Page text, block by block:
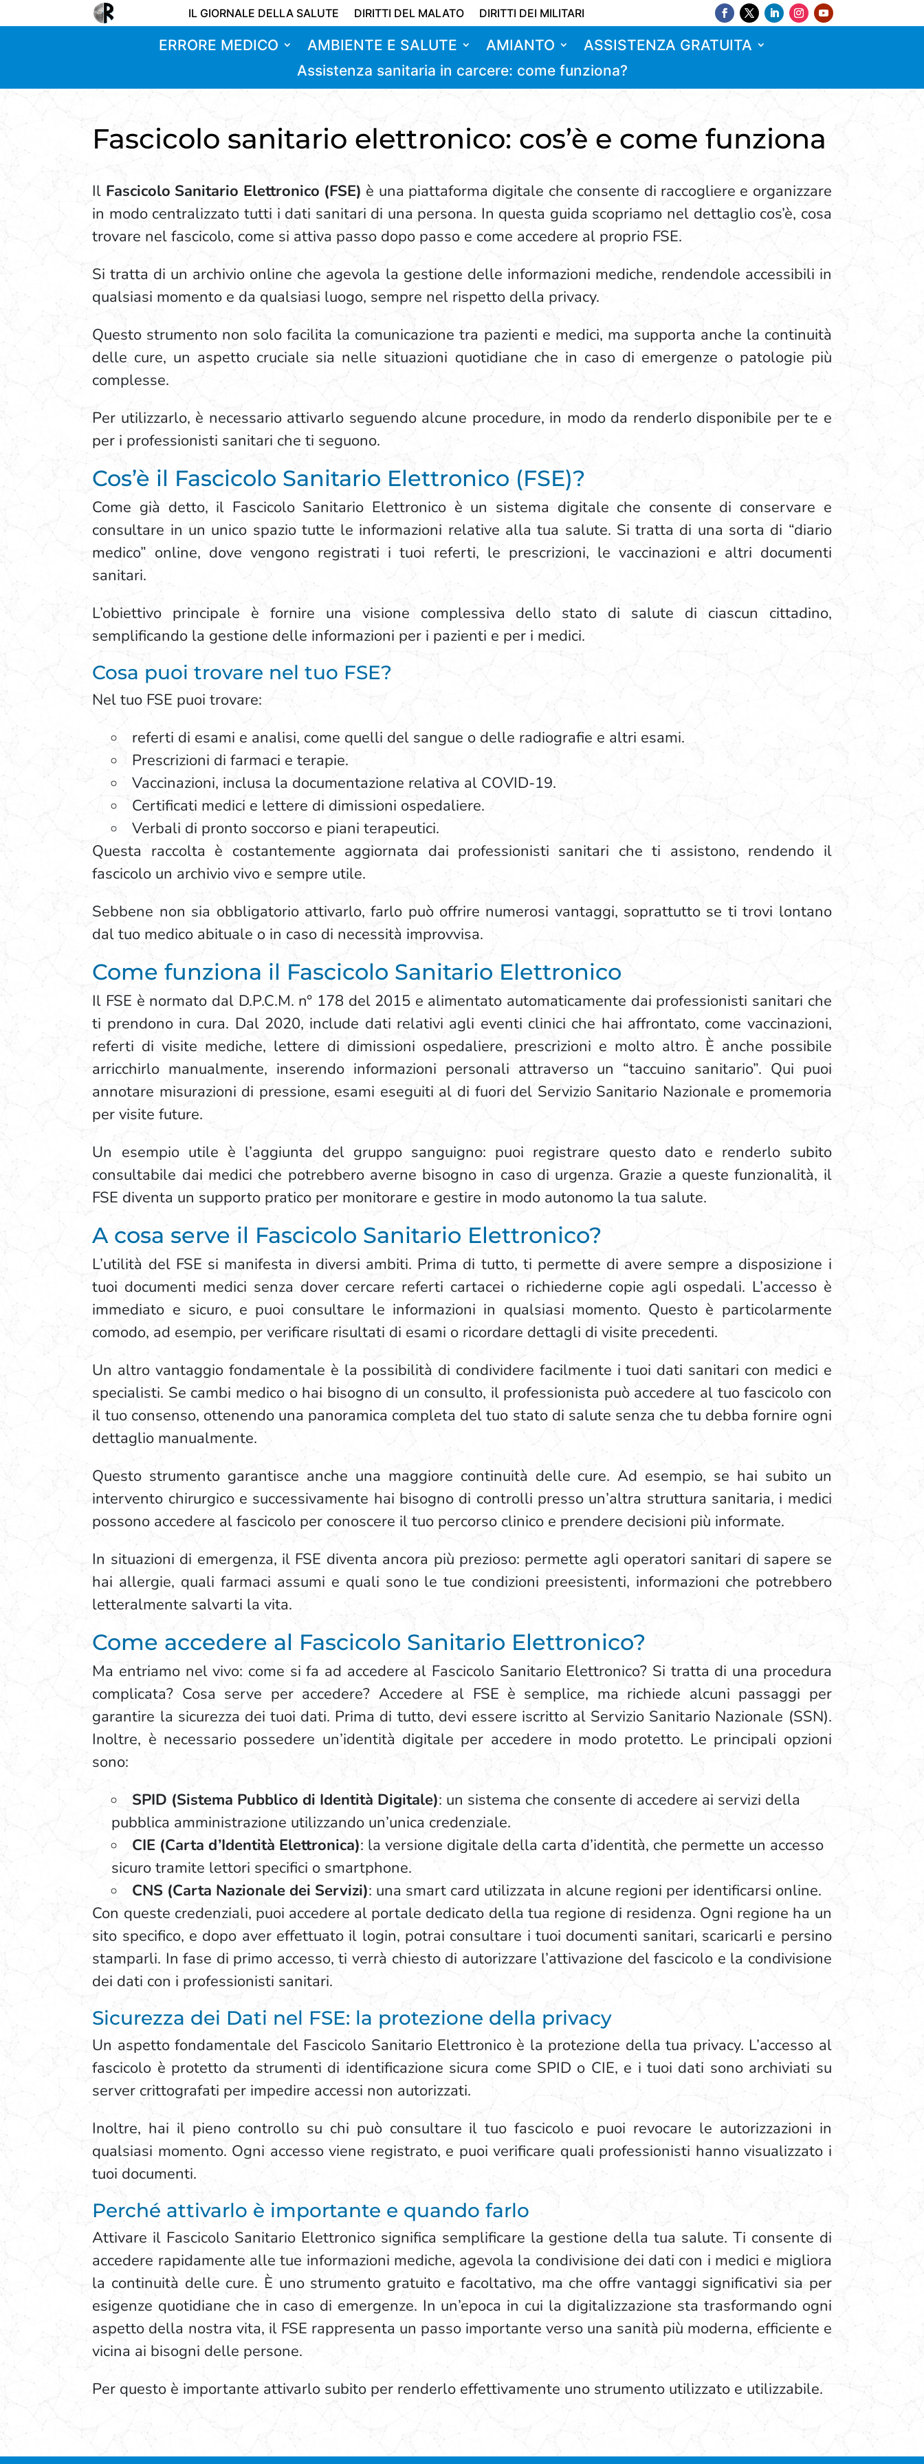
IL GIORNALE DELLA SALUTE DIRITTI DEL MALATO DIRITTI DEI MILITARI
ERRORE MEDICO AMBIENTE E SALUTE AMIANTO
ASSISTENZA GRATUITA
Assistenza sanitaria in carcere: come funziona?
Fascicolo sanitario elettronico: cos’è e come funziona
Il Fascicolo Sanitario Elettronico (FSE) è una piattaforma digitale che consente di raccogliere e organizzare
in modo centralizzato tutti i dati sanitari di una persona. In questa guida scopriamo nel dettaglio cos’è, cosa
trovare nel fascicolo, come si attiva passo dopo passo e come accedere al proprio FSE.
Si tratta di un archivio online che agevola la gestione delle informazioni mediche, rendendole accessibili in
qualsiasi momento e da qualsiasi luogo, sempre nel rispetto della privacy.
Questo strumento non solo facilita la comunicazione tra pazienti e medici, ma supporta anche la continuità
delle cure, un aspetto cruciale sia nelle situazioni quotidiane che in caso di emergenze o patologie più
complesse.
Per utilizzarlo, è necessario attivarlo seguendo alcune procedure, in modo da renderlo disponibile per te e
per i professionisti sanitari che ti seguono.
Cos’è il Fascicolo Sanitario Elettronico (FSE)?
Come già detto, il Fascicolo Sanitario Elettronico è un sistema digitale che consente di conservare e
consultare in un unico spazio tutte le informazioni relative alla tua salute. Si tratta di una sorta di “diario
medico” online, dove vengono registrati i tuoi referti, le prescrizioni, le vaccinazioni e altri documenti
sanitari.
L’obiettivo principale è fornire una visione complessiva dello stato di salute di ciascun cittadino,
semplificando la gestione delle informazioni per i pazienti e per i medici.
Cosa puoi trovare nel tuo FSE?
Nel tuo FSE puoi trovare:
referti di esami e analisi, come quelli del sangue o delle radiografie e altri esami.
Prescrizioni di farmaci e terapie.
Vaccinazioni, inclusa la documentazione relativa al COVID-19.
Certificati medici e lettere di dimissioni ospedaliere.
Verbali di pronto soccorso e piani terapeutici.
Questa raccolta è costantemente aggiornata dai professionisti sanitari che ti assistono, rendendo il
fascicolo un archivio vivo e sempre utile.
Sebbene non sia obbligatorio attivarlo, farlo può offrire numerosi vantaggi, soprattutto se ti trovi lontano
dal tuo medico abituale o in caso di necessità improvvisa.
Come funziona il Fascicolo Sanitario Elettronico
Il FSE è normato dal D.P.C.M. n° 178 del 2015 e alimentato automaticamente dai professionisti sanitari che
ti prendono in cura. Dal 2020, include dati relativi agli eventi clinici che hai affrontato, come vaccinazioni,
referti di visite mediche, lettere di dimissioni ospedaliere, prescrizioni e molto altro. È anche possibile
arricchirlo manualmente, inserendo informazioni personali attraverso un “taccuino sanitario”. Qui puoi
annotare misurazioni di pressione, esami eseguiti al di fuori del Servizio Sanitario Nazionale e promemoria
per visite future.
Un esempio utile è l’aggiunta del gruppo sanguigno: puoi registrare questo dato e renderlo subito
consultabile dai medici che potrebbero averne bisogno in caso di urgenza. Grazie a queste funzionalità, il
FSE diventa un supporto pratico per monitorare e gestire in modo autonomo la tua salute.
A cosa serve il Fascicolo Sanitario Elettronico?
L’utilità del FSE si manifesta in diversi ambiti. Prima di tutto, ti permette di avere sempre a disposizione i
tuoi documenti medici senza dover cercare referti cartacei o richiederne copie agli ospedali. L’accesso è
immediato e sicuro, e puoi consultare le informazioni in qualsiasi momento. Questo è particolarmente
comodo, ad esempio, per verificare risultati di esami o ricordare dettagli di visite precedenti.
Un altro vantaggio fondamentale è la possibilità di condividere facilmente i tuoi dati sanitari con medici e
specialisti. Se cambi medico o hai bisogno di un consulto, il professionista può accedere al tuo fascicolo con
il tuo consenso, ottenendo una panoramica completa del tuo stato di salute senza che tu debba fornire ogni
dettaglio manualmente.
Questo strumento garantisce anche una maggiore continuità delle cure. Ad esempio, se hai subito un
intervento chirurgico e successivamente hai bisogno di controlli presso un’altra struttura sanitaria, i medici
possono accedere al fascicolo per conoscere il tuo percorso clinico e prendere decisioni più informate.
In situazioni di emergenza, il FSE diventa ancora più prezioso: permette agli operatori sanitari di sapere se
hai allergie, quali farmaci assumi e quali sono le tue condizioni preesistenti, informazioni che potrebbero
letteralmente salvarti la vita.
Come accedere al Fascicolo Sanitario Elettronico?
Ma entriamo nel vivo: come si fa ad accedere al Fascicolo Sanitario Elettronico? Si tratta di una procedura
complicata? Cosa serve per accedere? Accedere al FSE è semplice, ma richiede alcuni passaggi per
garantire la sicurezza dei tuoi dati. Prima di tutto, devi essere iscritto al Servizio Sanitario Nazionale (SSN).
Inoltre, è necessario possedere un’identità digitale per accedere in modo protetto. Le principali opzioni
sono:
SPID (Sistema Pubblico di Identità Digitale): un sistema che consente di accedere ai servizi della
pubblica amministrazione utilizzando un’unica credenziale.
CIE (Carta d’Identità Elettronica): la versione digitale della carta d’identità, che permette un accesso
sicuro tramite lettori specifici o smartphone.
CNS (Carta Nazionale dei Servizi): una smart card utilizzata in alcune regioni per identificarsi online.
Con queste credenziali, puoi accedere al portale dedicato della tua regione di residenza. Ogni regione ha un
sito specifico, e dopo aver effettuato il login, potrai consultare i tuoi documenti sanitari, scaricarli e persino
stamparli. In fase di primo accesso, ti verrà chiesto di autorizzare l’attivazione del fascicolo e la condivisione
dei dati con i professionisti sanitari.
Sicurezza dei Dati nel FSE: la protezione della privacy
Un aspetto fondamentale del Fascicolo Sanitario Elettronico è la protezione della tua privacy. L’accesso al
fascicolo è protetto da strumenti di identificazione sicura come SPID o CIE, e i tuoi dati sono archiviati su
server crittografati per impedire accessi non autorizzati.
Inoltre, hai il pieno controllo su chi può consultare il tuo fascicolo e puoi revocare le autorizzazioni in
qualsiasi momento. Ogni accesso viene registrato, e puoi verificare quali professionisti hanno visualizzato i
tuoi documenti.
Perché attivarlo è importante e quando farlo
Attivare il Fascicolo Sanitario Elettronico significa semplificare la gestione della tua salute. Ti consente di
accedere rapidamente alle tue informazioni mediche, agevola la condivisione dei dati con i medici e migliora
la continuità delle cure. È uno strumento gratuito e facoltativo, ma che offre vantaggi significativi sia per
esigenze quotidiane che in caso di emergenze. In un’epoca in cui la digitalizzazione sta trasformando ogni
aspetto della nostra vita, il FSE rappresenta un passo importante verso una sanità più moderna, efficiente e
vicina ai bisogni delle persone.
Per questo è importante attivarlo subito per renderlo effettivamente uno strumento utilizzato e utilizzabile.